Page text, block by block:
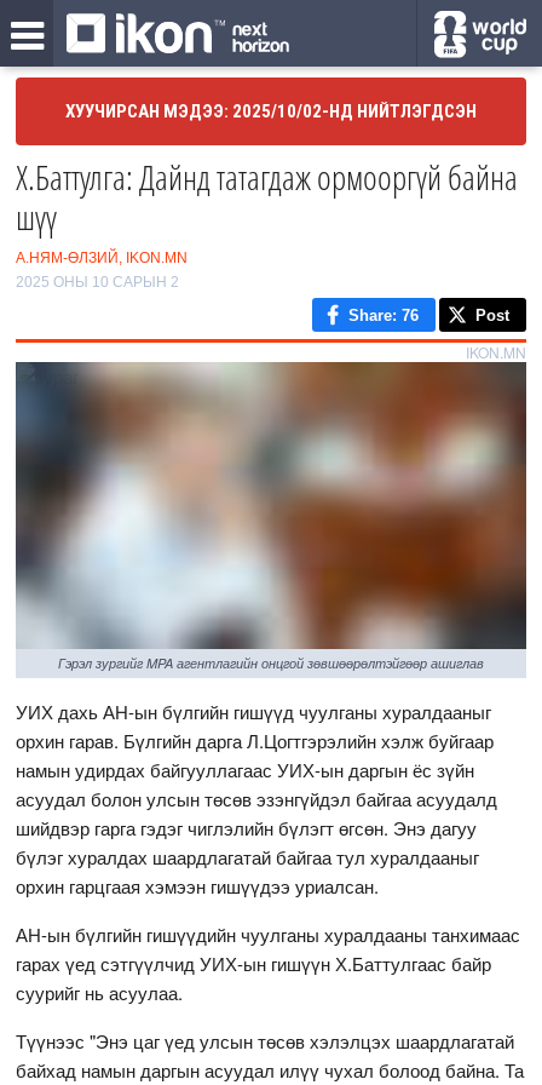
ХУУЧИРСАН МЭДЭЭ: 2025/10/02-НД НИЙТЛЭГДСЭН
Х.Баттулга: Дайнд татагдаж ормооргүй байна
шүү
А.НЯМ-ӨЛЗИЙ, IKON.MN
2025 ОНЫ 10 САРЫН 2
Share: 76 Post
IKON.MN
Гэрэл зургийг MPA агентлагийн онцгой зөвшөөрөлтэйгөөр ашиглав
УИХ дахь АН-ын бүлгийн гишүүд чуулганы хуралдааныг
орхин гарав. Бүлгийн дарга Л.Цогтгэрэлийн хэлж буйгаар
намын удирдах байгууллагаас УИХ-ын даргын ёс зүйн
асуудал болон улсын төсөв эзэнгүйдэл байгаа асуудалд
шийдвэр гарга гэдэг чиглэлийн бүлэгт өгсөн. Энэ дагуу
бүлэг хуралдах шаардлагатай байгаа тул хуралдааныг
орхин гарцгаая хэмээн гишүүдээ уриалсан.
АН-ын бүлгийн гишүүдийн чуулганы хуралдааны танхимаас
гарах үед сэтгүүлчид УИХ-ын гишүүн Х.Баттулгаас байр
суурийг нь асуулаа.
Түүнээс "Энэ цаг үед улсын төсөв хэлэлцэх шаардлагатай
байхад намын даргын асуудал илүү чухал болоод байна. Та